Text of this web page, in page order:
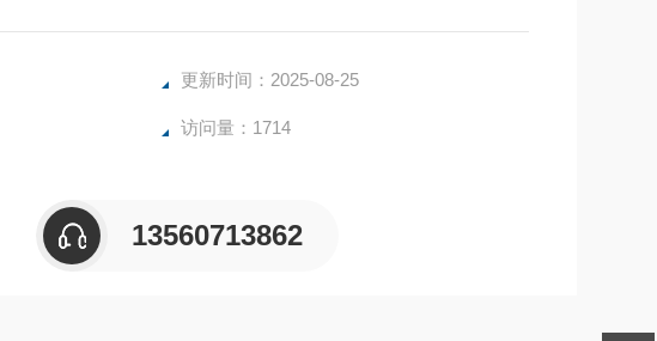
更新时间：2025-08-25
访问量：1714
13560713862